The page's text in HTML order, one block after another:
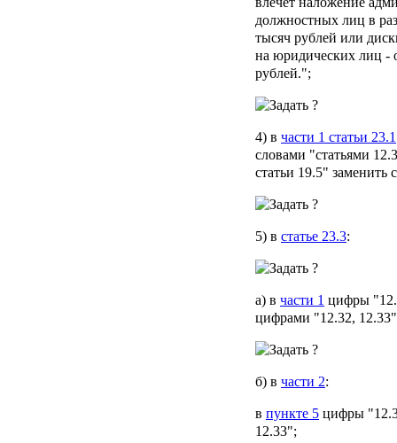
должностных лиц в
тысяч рублей или
на юридических лиц -
рублей.";
4) в части 1 статьи 23.1
словами "статьями
статьи 19.5" заменить
5) в статье 23.3:
а) в части 1 цифры
цифрами "12.32,
б) в части 2:
в пункте 5 цифры
12.33";